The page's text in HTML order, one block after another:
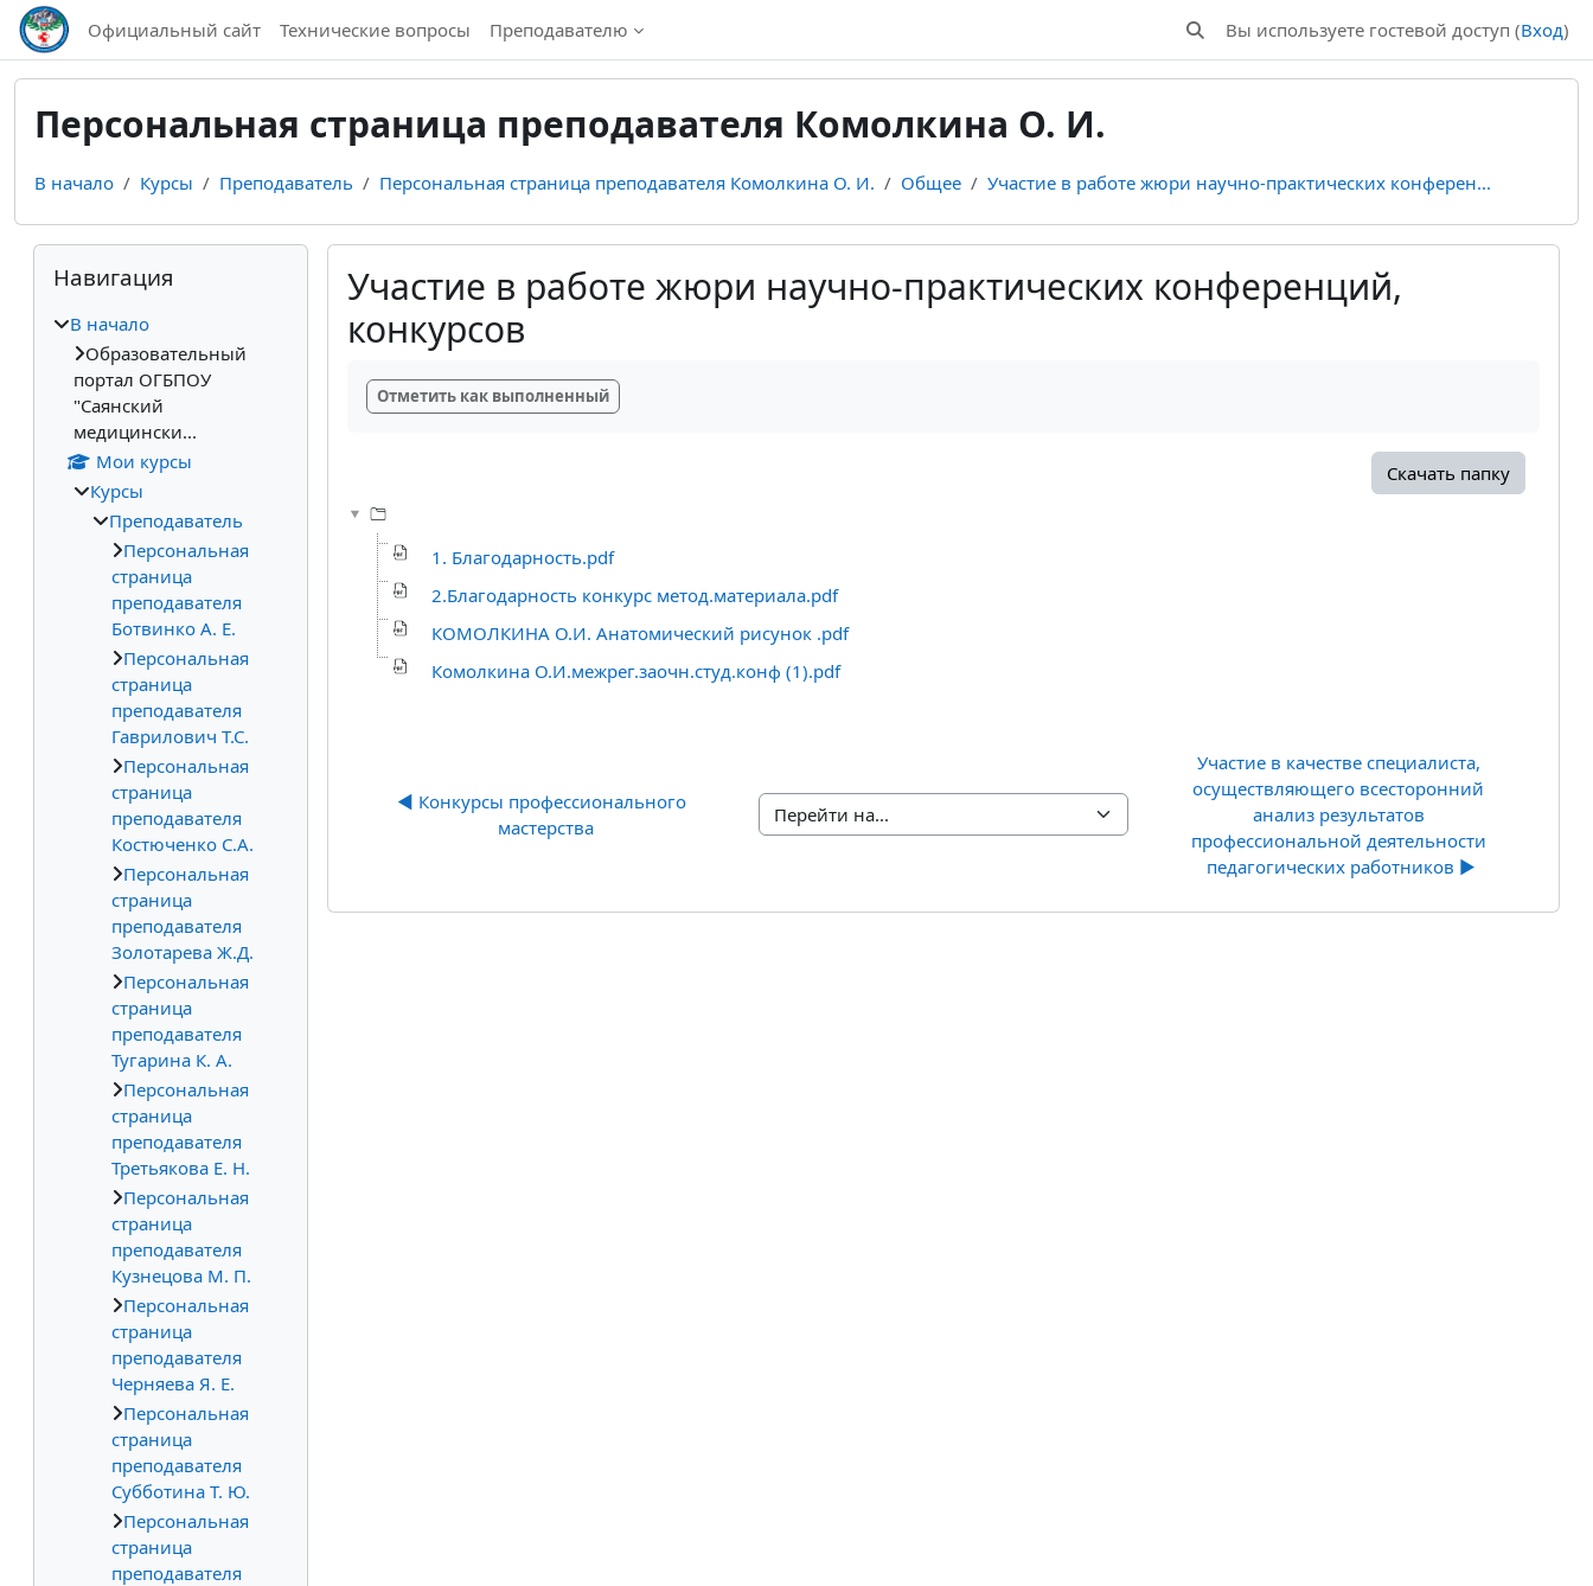
Перейти к основному содержанию
Официальный сайт Технические вопросы Преподавателю Изменить данные поисковой строки
Вы используете гостевой доступ (Вход)
Персональная страница преподавателя Комолкина О. И.
В начало Курсы Преподаватель Персональная страница преподавателя Комолкина О. И. Общее Участие в работе жюри научно-практических конферен...
Участие в работе жюри научно-практических конференций,
конкурсов
Отметить как выполненный
Скачать папку
1. Благодарность.pdf
2.Благодарность конкурс метод.материала.pdf
КОМОЛКИНА О.И. Анатомический рисунок .pdf
Комолкина О.И.межрег.заочн.студ.конф (1).pdf
◀︎ Конкурсы профессионального
мастерства
Перейти на...
Участие в качестве специалиста,
осуществляющего всесторонний
анализ результатов
профессиональной деятельности
педагогических работников ▶︎
Блоки
Пропустить Навигация
Навигация
В начало
Образовательный
портал ОГБПОУ
"Саянский
медицински...
Мои курсы
Курсы
Преподаватель
Персональная
страница
преподавателя
Ботвинко А. Е.
Персональная
страница
преподавателя
Гаврилович Т.С.
Персональная
страница
преподавателя
Костюченко С.А.
Персональная
страница
преподавателя
Золотарева Ж.Д.
Персональная
страница
преподавателя
Тугарина К. А.
Персональная
страница
преподавателя
Третьякова Е. Н.
Персональная
страница
преподавателя
Кузнецова М. П.
Персональная
страница
преподавателя
Черняева Я. Е.
Персональная
страница
преподавателя
Субботина Т. Ю.
Персональная
страница
преподавателя